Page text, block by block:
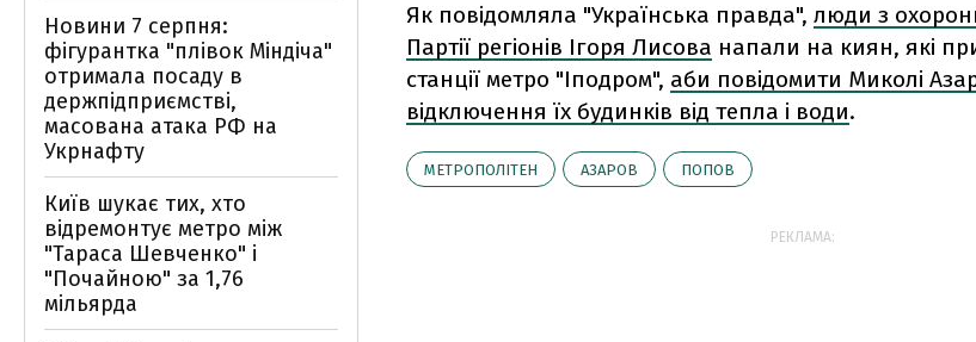
Як повідомляла "Українська правда", люди з
Партії регіонів Ігоря Лисова напали на киян, які
станції метро "Іподром", аби повідомити Миколі
відключення їх будинків від тепла і води.
МЕТРОПОЛІТЕН АЗАРОВ ПОПОВ
РЕКЛАМА:
Новини 7 серпня:
фігурантка "плівок Міндіча"
отримала посаду в
держпідприємстві,
масована атака РФ на
Укрнафту
Київ шукає тих, хто
відремонтує метро між
"Тараса Шевченко" і
"Почайною" за 1,76
мільярда